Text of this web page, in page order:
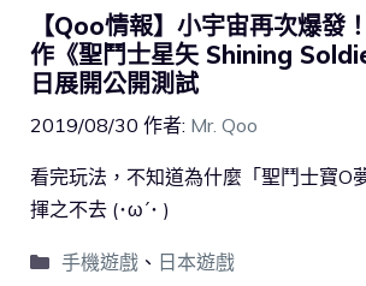
【Qoo情報】小宇宙再次爆發
作《聖鬥士星矢 Shining
日展開公開測試
2019/08/30 作者: Mr. Qoo
看完玩法，不知道為什麼「聖鬥士寶O
揮之不去 (･ω´･ )
手機遊戲、 日本遊戲